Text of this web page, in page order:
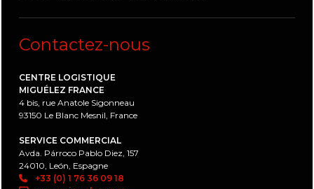
Contactez-nous
CENTRE LOGISTIQUE
MIGUÉLEZ FRANCE
4 bis, rue Anatole Sigonneau
93150 Le Blanc Mesnil, France
SERVICE COMMERCIAL
Avda. Párroco Pablo Diez, 157
24010, León, Espagne
+33 (0) 1 76 36 09 18